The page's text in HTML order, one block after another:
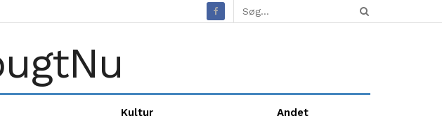
Kultur Andet